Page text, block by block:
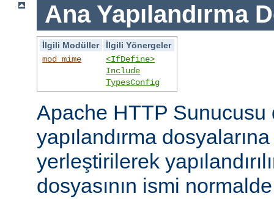
Ana Yapılandırma
İlgili Modüller
İlgili Yönergeler
mod_mime
<IfDefine>
Include
TypesConfig
Apache HTTP Sunucusu
yapılandırma
yerleştirilerek
dosyasının ismi